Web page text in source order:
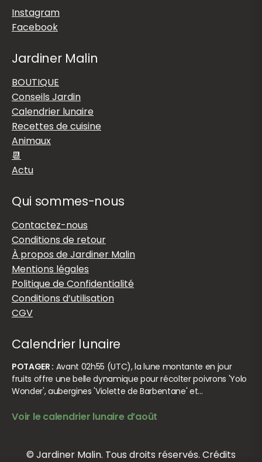
Instagram
Facebook
Jardiner Malin
BOUTIQUE
Conseils Jardin
Calendrier lunaire
Recettes de cuisine
Animaux
📆
Actu
Qui sommes-nous
Contactez-nous
Conditions de retour
À propos de Jardiner Malin
Mentions légales
Politique de Confidentialité
Conditions d’utilisation
CGV
Calendrier lunaire
POTAGER : Avant 02h55 (UTC), la lune montante en jour
fruits offre une belle dynamique pour récolter poivrons 'Yolo
Wonder', aubergines 'Violette de Barbentane' et…
Voir le calendrier lunaire d’août
© Jardiner Malin. Tous droits réservés. Crédits